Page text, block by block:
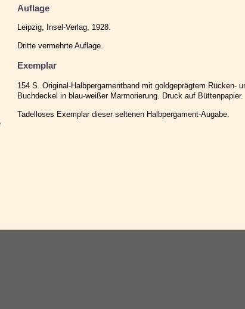
Auflage
Leipzig, Insel-Verlag, 1928.
Dritte vermehrte Auflage.
Exemplar
154 S. Original-Halbpergamentband mit goldgeprägtem Rücken-
Buchdeckel in blau-weißer Marmorierung. Druck auf Büttenpapier.
Tadelloses Exemplar dieser seltenen Halbpergament-Augabe.